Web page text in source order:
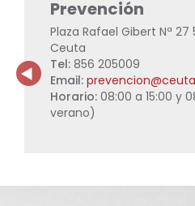
Prevención
Plaza Rafael Gibert Nª 27
Ceuta
Tel: 856 205009
Email:
Horario: 08:00 a 15:00 y
verano)